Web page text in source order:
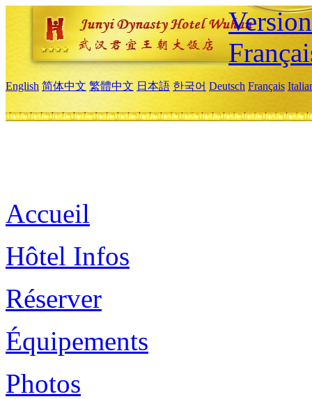
English 简体中文 繁體中文 日本語 한국어 Deutsch Français
Accueil
Hôtel Infos
Réserver
Équipements
Photos